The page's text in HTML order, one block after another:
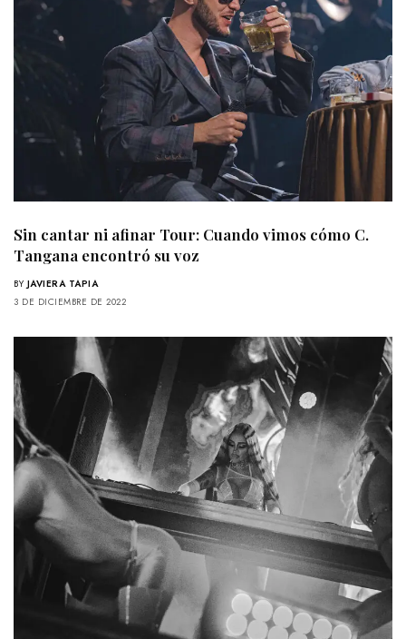
Sin cantar ni afinar Tour: Cuando vimos cómo C.
Tangana encontró su voz
BY JAVIERA TAPIA
3 DE DICIEMBRE DE 2022